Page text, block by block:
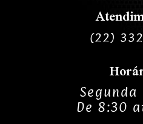
(22)
Segunda
De 8:30